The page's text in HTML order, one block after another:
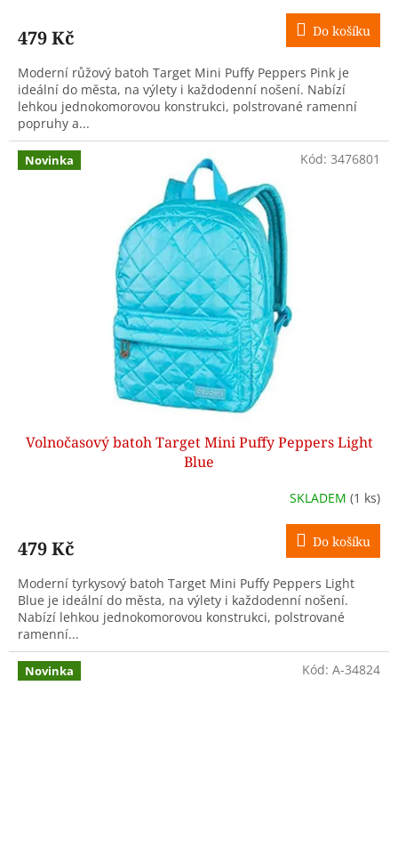
479 Kč Do košíku
Moderní růžový batoh Target Mini Puffy Peppers Pink je
ideální do města, na výlety i každodenní nošení. Nabízí
lehkou jednokomorovou konstrukci, polstrované ramenní
popruhy a...
Novinka
Volnočasový batoh Target Mini Puffy Peppers Light
Blue
SKLADEM (1 ks)
479 Kč Do košíku
Moderní tyrkysový batoh Target Mini Puffy Peppers Light
Blue je ideální do města, na výlety i každodenní nošení.
Nabízí lehkou jednokomorovou konstrukci, polstrované
ramenní...
Kód: 3476801
Novinka Kód: A-34824